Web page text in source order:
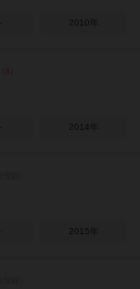
2010年
2014年
2015年